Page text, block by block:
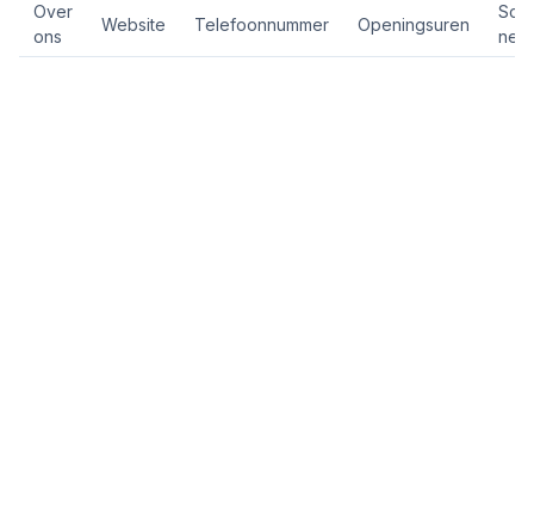
Over
ons
Website Telefoonnummer Openingsuren